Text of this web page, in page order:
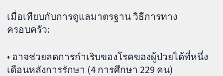
เมื่อเทียบกับการดูแลมาตรฐาน วิธีการทาง
ครอบครัว:
• อาจช่วยลดการกำเริบของโรคของผู้ป่วยได้ที่หนึ่ง
เดือนหลังการรักษา (4 การศึกษา 229 คน)